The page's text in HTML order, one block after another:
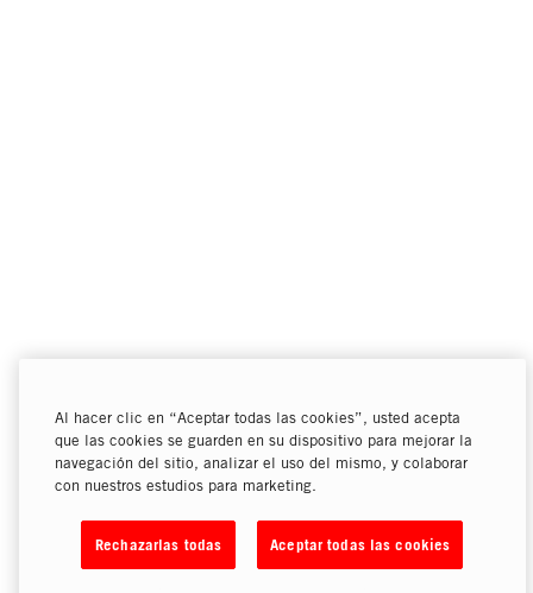
Al hacer clic en “Aceptar todas las cookies”, usted acepta
que las cookies se guarden en su dispositivo para mejorar la
navegación del sitio, analizar el uso del mismo, y colaborar
con nuestros estudios para marketing.
Rechazarlas todas Aceptar todas las cookies